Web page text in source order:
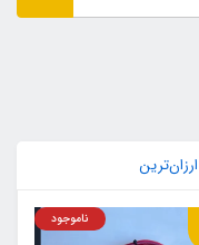
ارزان‌ترین
ناموجود